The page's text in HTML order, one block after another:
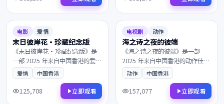
爽感与艺术片的余韵，影迷不容
错过。
影体验沉浸而难忘，影迷不容错
过。
6.8
电影 爱情
末日彼岸花·珍藏纪念版
《末日彼岸花·珍藏纪念版》是
一部 2025 年来自中国香港的爱情
佳作。从一封迟到的信件开始，
所有线索最终指向一个无法回避
的抉择。值得在大银幕上反复品
味的诚意之作，影迷不容错过。
爱情 中国香港
125,708 立即观看
9.3
电视剧 动作
海之诗之夜的彼端
《海之诗之夜的彼端》是一部
2025 年来自中国香港的动作佳
作。在一座被遗忘的小城里，一
段尘封多年的往事被缓缓揭开。
叙事节奏张弛有度，演员表演收
放自如，影迷不容错过。
动作 中国香港
157,077 立即观看